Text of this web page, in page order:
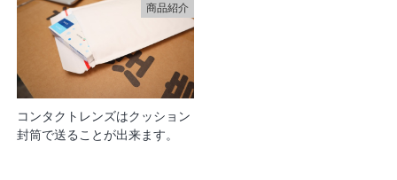
コンタクトレンズはクッション
封筒で送ることが出来ます。
商品紹介